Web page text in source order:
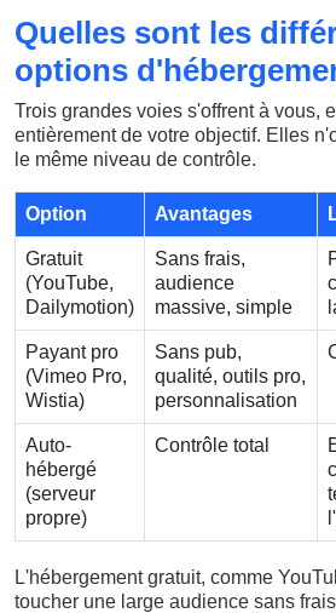
Quelles sont les
options
Trois grandes voies s'offrent à vous,
entièrement de votre objectif. Elles
le même niveau de contrôle.
Option Avantages
Gratuit
(YouTube,
Dailymotion)
Sans frais,
audience
massive, simple
Payant pro
(Vimeo Pro,
Wistia)
Sans pub,
qualité, outils pro,
personnalisation
Auto-
hébergé
(serveur
propre)
Contrôle total
L'hébergement gratuit, comme
toucher une large audience sans